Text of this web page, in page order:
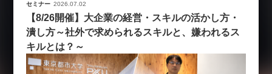
セミナー 2026.07.02
【8/26開催】大企業の経営・スキルの活かし方・
潰し方～社外で求められるスキルと、嫌われるス
キルとは？～